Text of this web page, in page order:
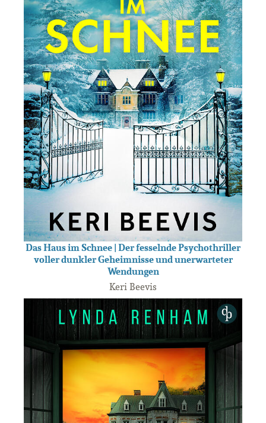
Das Haus im Schnee | Der fesselnde Psychothriller
voller dunkler Geheimnisse und unerwarteter
Wendungen
Keri Beevis